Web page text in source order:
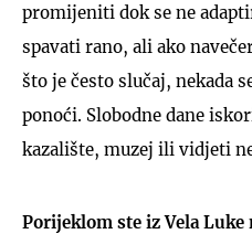
promijeniti dok se ne
spavati rano, ali ako
što je često slučaj, nekada
ponoći. Slobodne dane
kazalište, muzej ili vidjeti
Porijeklom ste iz Vela